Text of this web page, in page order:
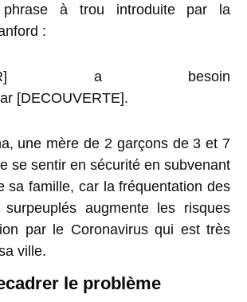
phrase à trou introduite par la
:
a besoin
[DECOUVERTE].
une mère de 2 garçons de 3 et 7
se sentir en sécurité en subvenant
sa famille, car la fréquentation des
surpeuplés augmente les risques
par le Coronavirus qui est très
ville.
le problème